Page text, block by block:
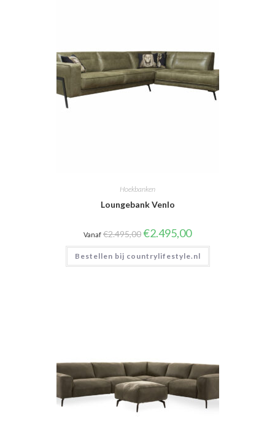
Hoekbanken
Loungebank Venlo
Vanaf €2.495,00Oorspronkelijke
prijs
was:
€2.495,00.
€2.495,00Huidige
prijs
is:
€2.495,00.
Bestellen bij countrylifestyle.nl